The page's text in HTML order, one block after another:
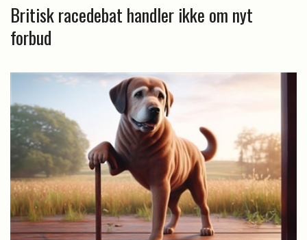
Britisk racedebat handler ikke om nyt
forbud